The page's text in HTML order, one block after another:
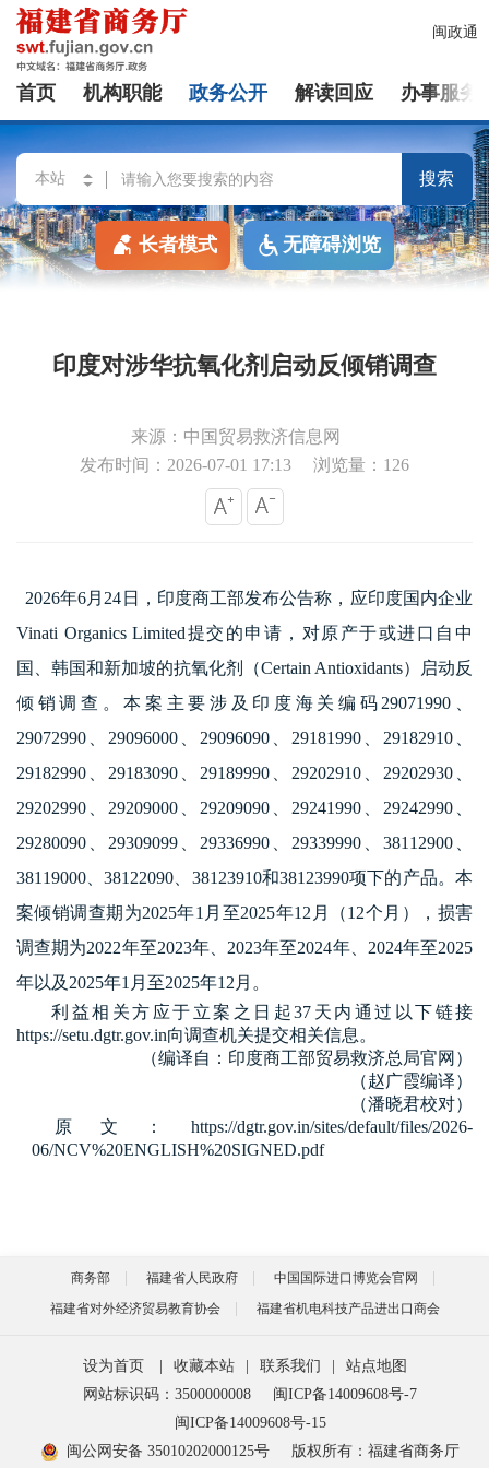
闽政通
首页 机构职能 政务公开 解读回应 办事服务
搜索
长者模式 无障碍浏览
印度对涉华抗氧化剂启动反倾销调查
来源：中国贸易救济信息网
发布时间：2026-07-01 17:13
浏览量：126
2026年6月24日，印度商工部发布公告称，应印度国内企业
Vinati Organics Limited提交的申请，对原产于或进口自中
国、韩国和新加坡的抗氧化剂（Certain Antioxidants）启动反
倾销调查。本案主要涉及印度海关编码29071990、
29072990、29096000、29096090、29181990、29182910、
29182990、29183090、29189990、29202910、29202930、
29202990、29209000、29209090、29241990、29242990、
29280090、29309099、29336990、29339990、38112900、
38119000、38122090、38123910和38123990项下的产品。本
案倾销调查期为2025年1月至2025年12月（12个月），损害
调查期为2022年至2023年、 2023年至2024年、 2024年至2025
年以及 2025年1月至2025年12月。
利益相关方应于立案之日起37 天内通过以下链接
https://setu.dgtr.gov.in向调查机关提交相关信息。
（编译自：印度商工部贸易救济总局官网）
（赵广霞编译）
（潘晓君校对）
原文：https://dgtr.gov.in/sites/default/files/2026-
06/NCV%20ENGLISH%20SIGNED.pdf
商务部 福建省人民政府
中国国际进口博览会官网
福建省对外经济贸易教育协会
福建省机电科技产品进出口商会
设为首页 收藏本站 联系我们
站点地图
网站标识码：3500000008
闽ICP备14009608号-7
闽ICP备14009608号-15
闽公网安备 35010202000125号
版权所有：福建省商务厅